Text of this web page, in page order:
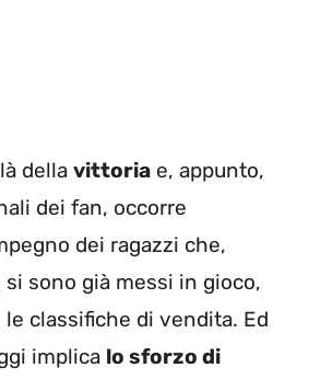
della vittoria e, appunto,
dei fan, occorre
dei ragazzi che,
sono già messi in gioco,
classifiche di vendita. Ed
implica lo sforzo di